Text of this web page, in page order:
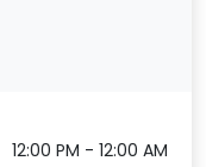
12:00 PM - 12:00 AM